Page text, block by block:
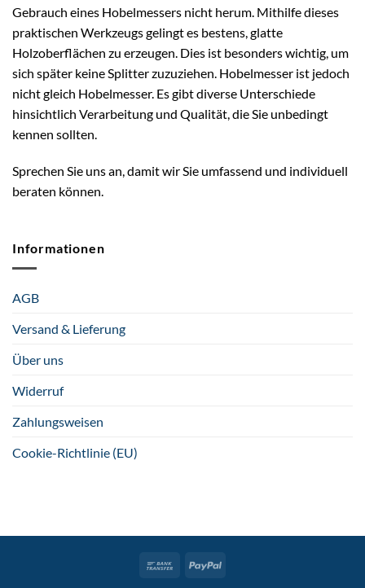
Gebrauch eines Hobelmessers nicht herum. Mithilfe dieses
praktischen Werkzeugs gelingt es bestens, glatte
Holzoberflächen zu erzeugen. Dies ist besonders wichtig, um
sich später keine Splitter zuzuziehen. Hobelmesser ist jedoch
nicht gleich Hobelmesser. Es gibt diverse Unterschiede
hinsichtlich Verarbeitung und Qualität, die Sie unbedingt
kennen sollten.
Sprechen Sie uns an, damit wir Sie umfassend und individuell
beraten können.
Informationen
AGB
Versand & Lieferung
Über uns
Widerruf
Zahlungsweisen
Cookie-Richtlinie (EU)
Bank